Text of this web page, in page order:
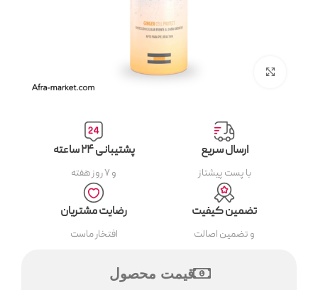
ارسال سریع
با پست پیشتاز
پشتیبانی ۲۴ ساعته
و ۷ روز هفته
تضمین کیفیت
و تضمین اصالت
رضایت مشتریان
افتخار ماست
قیمت محصول